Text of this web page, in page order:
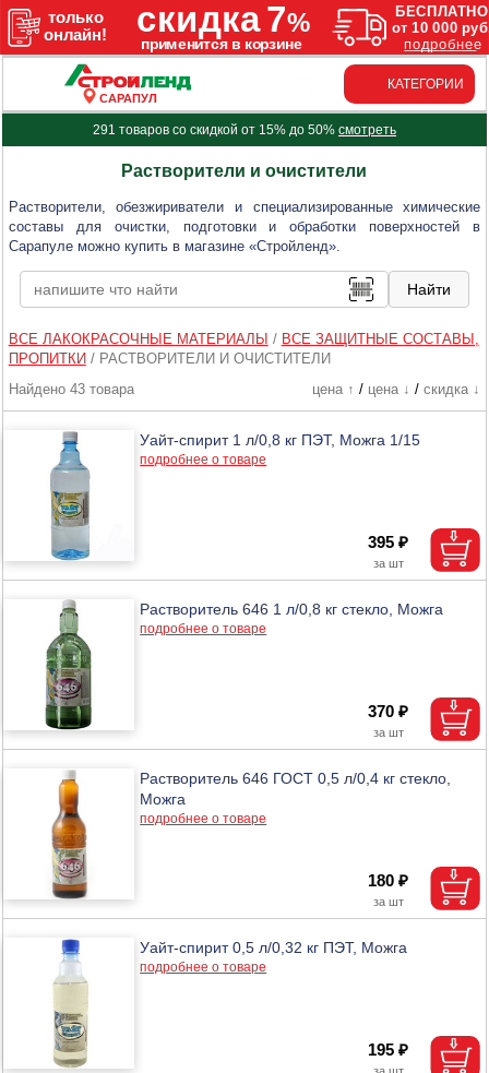
САРАПУЛ
КАТЕГОРИИ
291 товаров со скидкой от 15% до 50% смотреть
Растворители и очистители
Растворители, обезжириватели и специализированные химические
составы для очистки, подготовки и обработки поверхностей в
Сарапуле можно купить в магазине «Стройленд».
ВСЕ ЛАКОКРАСОЧНЫЕ МАТЕРИАЛЫ / ВСЕ ЗАЩИТНЫЕ СОСТАВЫ,
ПРОПИТКИ / РАСТВОРИТЕЛИ И ОЧИСТИТЕЛИ
Найдено 43 товара
цена ↑ / цена ↓ / скидка ↓
Уайт-спирит 1 л/0,8 кг ПЭТ, Можга 1/15
подробнее о товаре
395 ₽
Растворитель 646 1 л/0,8 кг стекло, Можга
подробнее о товаре
370 ₽
Растворитель 646 ГОСТ 0,5 л/0,4 кг стекло,
Можга
подробнее о товаре
180 ₽
Уайт-спирит 0,5 л/0,32 кг ПЭТ, Можга
подробнее о товаре
195 ₽